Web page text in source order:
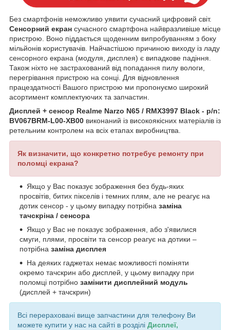
Без смартфонів неможливо уявити сучасний цифровий світ.
Сенсорний екран сучасного смартфона найвразливіше місце
пристрою. Воно піддається щоденним випробуванням з боку
мільйонів користувачів. Найчастішою причиною виходу із ладу
сенсорного екрана (модуля, дисплея) є випадкове падіння.
Також ніхто не застрахований від попадання пилу вологи,
перегрівання пристрою на сонці. Для відновлення
працездатності Вашого пристрою ми пропонуємо широкий
асортимент комплектуючих та запчастин.
Дисплей + сенсор Realme Narzo N65 / RMX3997 Black - p/n:
BV067BRM-L00-XB00 виконаний із високоякісних матеріалів із
ретельним контролем на всіх етапах виробництва.
Як визначити, що конкретно потребує ремонту при
поломці екрана?
Якщо у Вас показує зображення без будь-яких
просвітів, битих пікселів і темних плям, але не реагує на
дотик сенсор - у цьому випадку потрібна заміна
тачскріна / сенсора
Якщо у Вас не показує зображення, або з'явилися
смуги, плями, просвіти та сенсор реагує на дотики –
потрібна заміна дисплея
На деяких гаджетах немає можливості поміняти
окремо тачскрин або дисплей, у цьому випадку при
поломці потрібно замінити дисплейний модуль
(дисплей + тачскрин)
Всі перераховані вище запчастини для телефону Ви
можете купити у нас на сайті в розділі Дисплеї,